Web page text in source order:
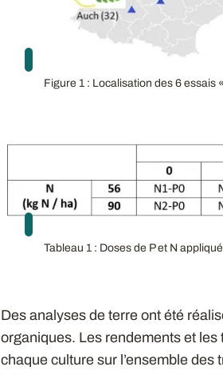
Figure 1 : Localisation des 6 essais
Tableau 1 : Doses de P et N
Des analyses de terre ont été
organiques. Les rendements et
chaque culture sur l’ensemble des